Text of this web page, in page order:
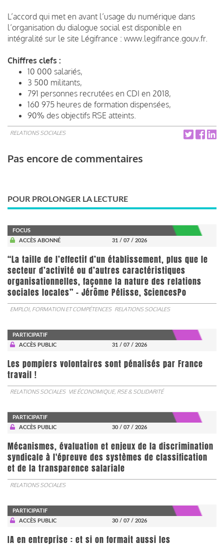
L’accord qui met en avant l’usage du numérique dans
l’organisation du dialogue social est disponible en
intégralité sur le site Légifrance : www.legifrance.gouv.fr.
Chiffres clefs :
10 000 salariés,
3 500 militants,
791 personnes recrutées en CDI en 2018,
160 975 heures de formation dispensées,
90% des objectifs RSE atteints.
RELATIONS SOCIALES
Pas encore de commentaires
POUR PROLONGER LA LECTURE
FOCUS
ACCÈS ABONNÉ
31 / 07 / 2026
“La taille de l’effectif d’un établissement, plus que le
secteur d’activité ou d’autres caractéristiques
organisationnelles, façonne la nature des relations
sociales locales” - Jérôme Pélisse, SciencesPo
EMPLOI, FORMATION ET COMPÉTENCES RELATIONS SOCIALES
PARTICIPATIF
ACCÈS PUBLIC
31 / 07 / 2026
Les pompiers volontaires sont pénalisés par France
travail !
RELATIONS SOCIALES VIE ÉCONOMIQUE, RSE & SOLIDARITÉ
PARTICIPATIF
ACCÈS PUBLIC
30 / 07 / 2026
Mécanismes, évaluation et enjeux de la discrimination
syndicale à l'épreuve des systèmes de classification
et de la transparence salariale
RELATIONS SOCIALES
PARTICIPATIF
ACCÈS PUBLIC
30 / 07 / 2026
IA en entreprise : et si on formait aussi les